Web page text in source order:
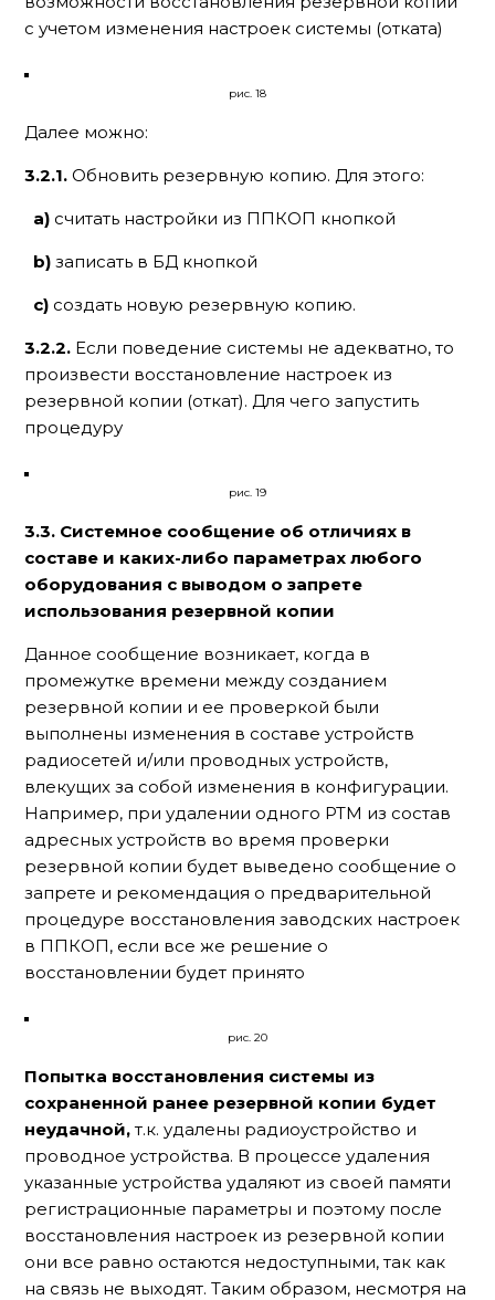
с учетом изменения настроек системы (отката)
рис. 18
Далее можно:
3.2.1.Обновить резервную копию. Для этого:
a) считать настройки из ППКОП кнопкой
b)записать в БД кнопкой
c) создать новую резервную копию.
3.2.2. Если поведение системы не адекватно, то
произвести восстановление настроек из
резервной копии (откат). Для чего запустить
процедуру
рис. 19
3.3. Системное сообщение об отличиях в
составе и каких-либо параметрах любого
оборудования с выводом о запрете
использования резервной копии
Данное сообщение возникает, когда в
промежутке времени между созданием
резервной копии и ее проверкой были
выполнены изменения в составе устройств
радиосетей и/или проводных устройств,
влекущих за собой изменения в конфигурации.
Например, при удалении одного РТМ из состав
адресных устройств во время проверки
резервной копии будет выведено сообщение о
запрете и рекомендация о предварительной
процедуре восстановления заводских настроек
в ППКОП, если все же решение о
восстановлении будет принято
рис. 20
Попытка восстановления системы из
сохраненной ранее резервной копии будет
неудачной,т.к. удалены радиоустройство и
проводное устройства. В процессе удаления
указанные устройства удаляют из своей памяти
регистрационные параметры и поэтому после
восстановления настроек из резервной копии
они все равно остаются недоступными, так как
на связь не выходят. Таким образом, несмотря на